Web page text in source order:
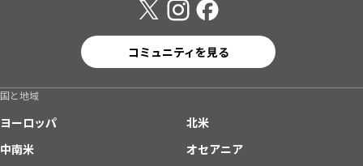
コミュニティを見る
国と地域
ヨーロッパ
北米
中南米
オセアニア